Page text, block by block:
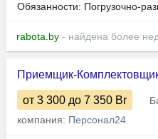
Обязанности: Погрузочно-
rabota.by - найдена более
Приемщик-
от 3 300 до 7 350 Br
компания: Персонал24